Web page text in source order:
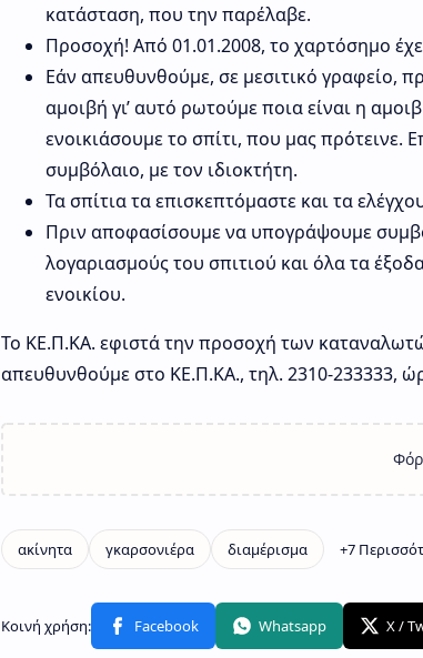
κατάσταση, που την παρέλαβε.
Προσοχή! Από 01.01.2008, το χαρτόσημο
Εάν απευθυνθούμε, σε μεσιτικό γραφείο,
αμοιβή γι’ αυτό ρωτούμε ποια είναι η
ενοικιάσουμε το σπίτι, που μας
συμβόλαιο, με τον ιδιοκτήτη.
Τα σπίτια τα επισκεπτόμαστε και τα
Πριν αποφασίσουμε να υπογράψουμε
λογαριασμούς του σπιτιού και όλα τα
ενοικίου.
Το ΚΕ.Π.ΚΑ. εφιστά την προσοχή των
απευθυνθούμε στο ΚΕ.Π.ΚΑ., τηλ. 2310-233333,